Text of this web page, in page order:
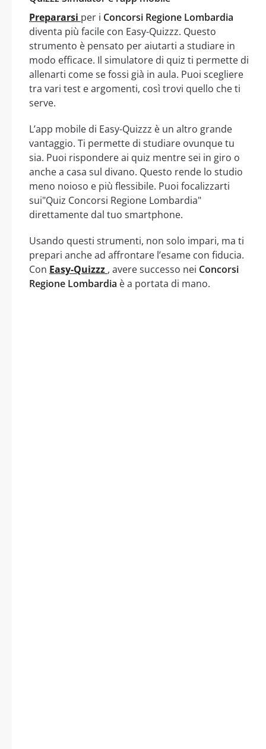
Prepararsi per i Concorsi Regione Lombardia
diventa più facile con Easy-Quizzz. Questo
strumento è pensato per aiutarti a studiare in
modo efficace. Il simulatore di quiz ti permette di
allenarti come se fossi già in aula. Puoi scegliere
tra vari test e argomenti, così trovi quello che ti
serve.
L’app mobile di Easy-Quizzz è un altro grande
vantaggio. Ti permette di studiare ovunque tu
sia. Puoi rispondere ai quiz mentre sei in giro o
anche a casa sul divano. Questo rende lo studio
meno noioso e più flessibile. Puoi focalizzarti
sui"Quiz Concorsi Regione Lombardia"
direttamente dal tuo smartphone.
Usando questi strumenti, non solo impari, ma ti
prepari anche ad affrontare l’esame con fiducia.
Con Easy-Quizzz , avere successo nei Concorsi
Regione Lombardia è a portata di mano.